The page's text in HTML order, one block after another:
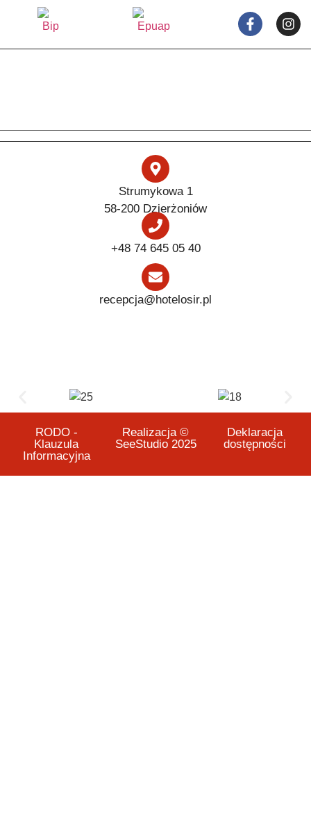
Strumykowa 1
58-200 Dzierżoniów
+48 74 645 05 40
recepcja@hotelosir.pl
RODO -
Klauzula
Informacyjna
Realizacja ©
SeeStudio 2025
Deklaracja
dostępności